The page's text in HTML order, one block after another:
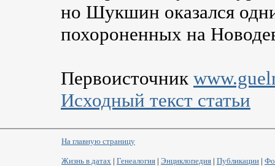
но Шукшин оказался
похороненных на
Первоисточник
Исходный текст статьи
На главную страницу
Жизнь в датах | Генеалогия | Энциклопедия | Публикации |